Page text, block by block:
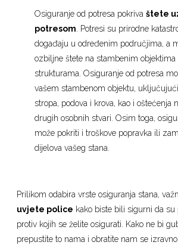
Osiguranje od potresa pokrivaštete
potresom . Potresi su prirodne
događaju u određenim područjima, a
ozbiljne štete na stambenim
strukturama. Osiguranje od potresa
vašem stambenom objektu,
stropa, podova i krova, kao i oštećenja
drugih osobnih stvari. Osim toga,
može pokriti i troškove popravka ili
dijelova vašeg stana.
Prilikom odabira vrste osiguranja stana,
uvjete police kako biste bili sigurni da
protiv kojih se želite osigurati. Kako ne bi
prepustite to nama i obratite nam se